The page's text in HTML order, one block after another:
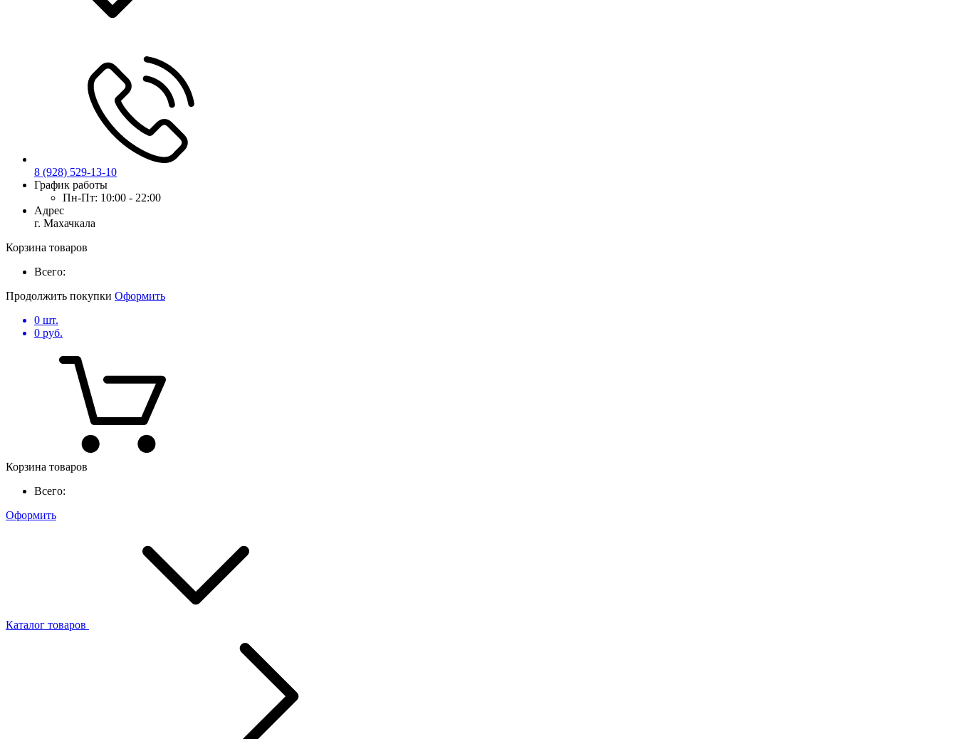
8 (928) 529-13-10
График работы
Пн-Пт: 10:00 - 22:00
Адрес
г. Махачкала
Корзина товаров
Всего:
Продолжить покупки Оформить
0 шт.
0 руб.
Корзина товаров
Всего:
Оформить
Каталог товаров